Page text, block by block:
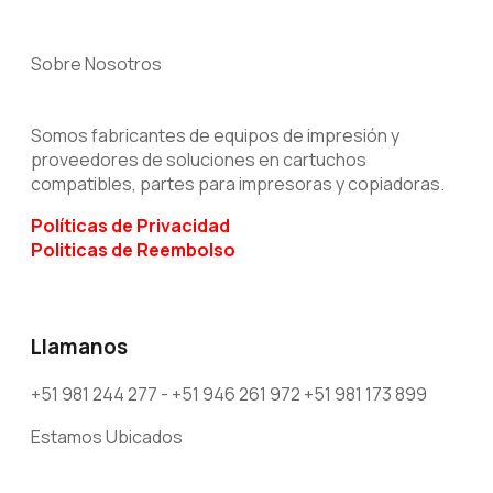
Sobre Nosotros
Somos fabricantes de equipos de impresión y
proveedores de soluciones en cartuchos
compatibles, partes para impresoras y copiadoras.
Políticas de Privacidad
Politicas de Reembolso
Llamanos
+51 981 244 277 - +51 946 261 972 +51 981 173 899
Estamos Ubicados